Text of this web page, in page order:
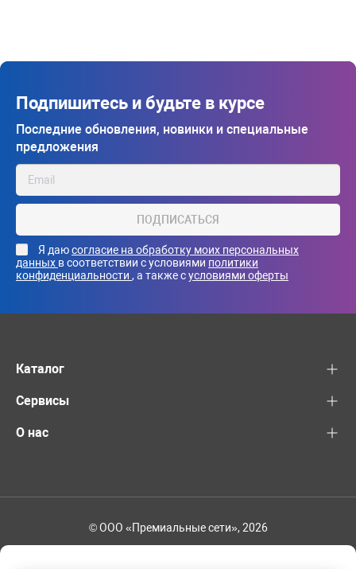
Подпишитесь и будьте в курсе
Последние обновления, новинки и специальные
предложения
ПОДПИСАТЬСЯ
Я даюсогласие на обработку моих персональных
данных в соответствии с условиями политики
конфиденциальности , а также сусловиями оферты
Каталог
Сервисы
О нас
© ООО «Премиальные сети», 2026